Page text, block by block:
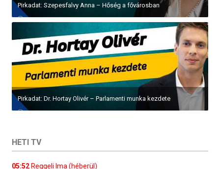
Pirkadat: Szepesfalvy Anna – Hőség a fővárosban
Pirkadat: Dr. Hortay Olivér – Parlamenti munka kezdete
HETI TV